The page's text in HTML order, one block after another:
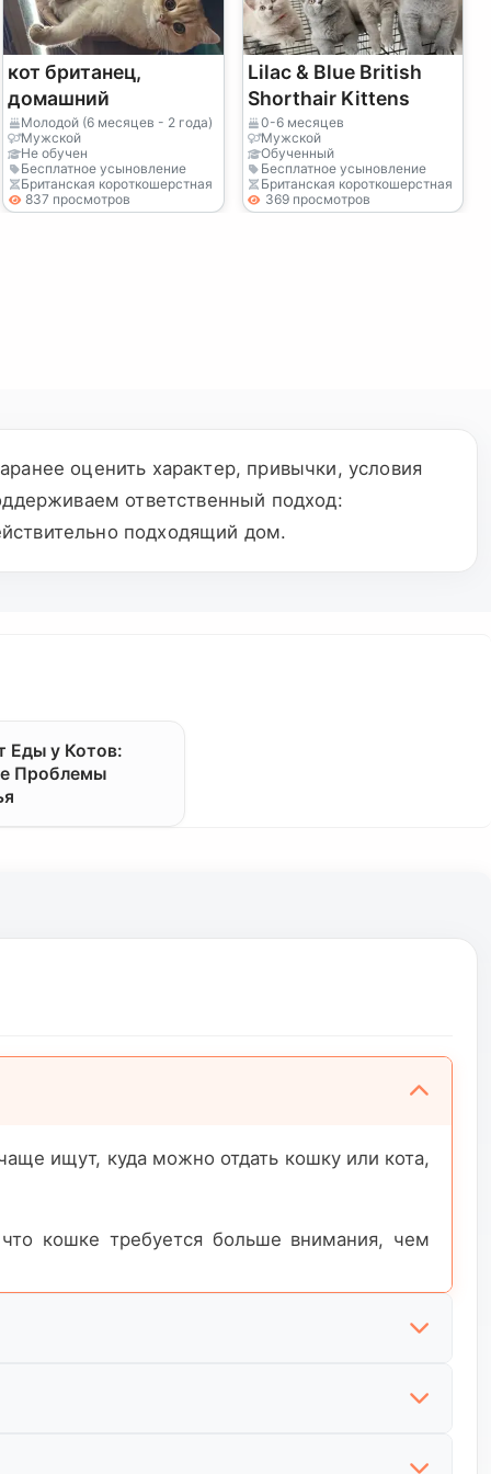
кот британец,
домашний
Молодой (6 месяцев - 2 года)
Мужской
Не обучен
Бесплатное усыновление
Британская короткошерстная
837 просмотров
Lilac & Blue British
Shorthair Kittens
0-6 месяцев
Мужской
Обученный
Бесплатное усыновление
Британская короткошерстная
369 просмотров
оценить характер, привычки, условия
ответственный подход:
подходящий дом.
Еды у Котов:
Проблемы
ищут, куда можно отдать кошку или кота,
кошке требуется больше внимания, чем